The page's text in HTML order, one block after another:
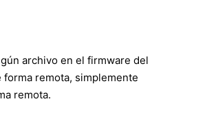
archivo en el firmware del
remota, simplemente
remota.